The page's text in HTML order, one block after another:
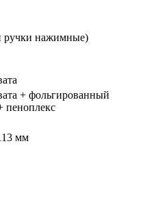
ручки нажимные)
+ фольгированный
пеноплекс
мм